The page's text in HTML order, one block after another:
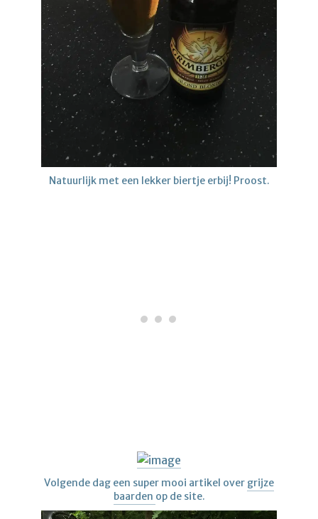
Natuurlijk met een lekker biertje erbij! Proost.
Volgende dag een super mooi artikel over grijze
baarden op de site.